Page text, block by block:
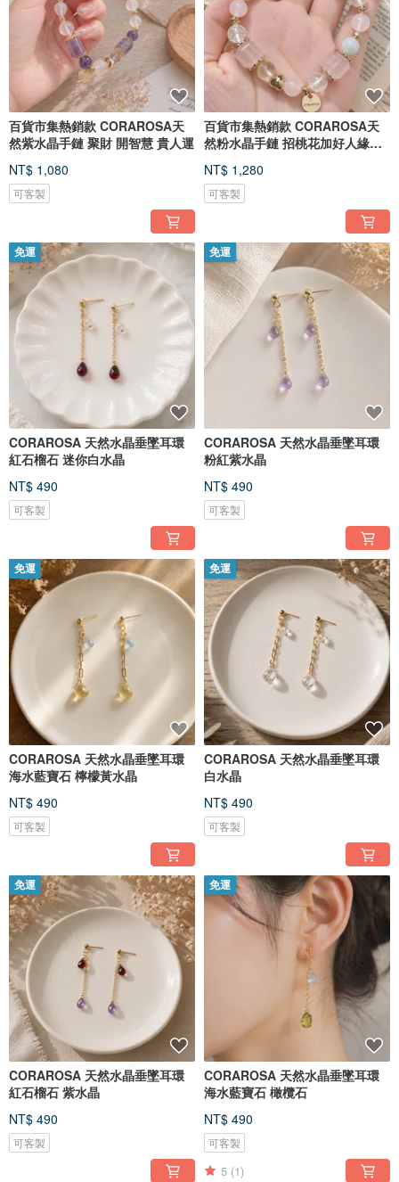
百貨市集熱銷款 CORAROSA天
然紫水晶手鏈 聚財 開智慧 貴人運
NT$ 1,080
可客製
百貨市集熱銷款 CORAROSA天
然粉水晶手鏈 招桃花加好人緣一
NT$ 1,280
可客製
免運
CORAROSA 天然水晶垂墜耳環
紅石榴石 迷你白水晶
NT$ 490
可客製
免運
CORAROSA 天然水晶垂墜耳環
粉紅紫水晶
NT$ 490
可客製
免運
CORAROSA 天然水晶垂墜耳環
海水藍寶石 檸檬黃水晶
NT$ 490
可客製
免運
CORAROSA 天然水晶垂墜耳環
白水晶
NT$ 490
可客製
免運
CORAROSA 天然水晶垂墜耳環
紅石榴石 紫水晶
NT$ 490
可客製
免運
CORAROSA 天然水晶垂墜耳環
海水藍寶石 橄欖石
NT$ 490
可客製
5 (1)